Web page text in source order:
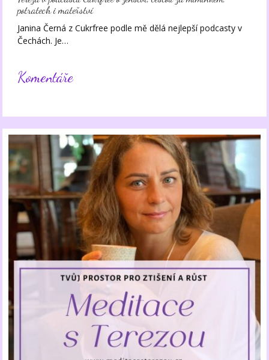
potratech i mateřství
Janina Černá z Cukrfree podle mě dělá nejlepší podcasty v
Čechách. Je…
Komentáře